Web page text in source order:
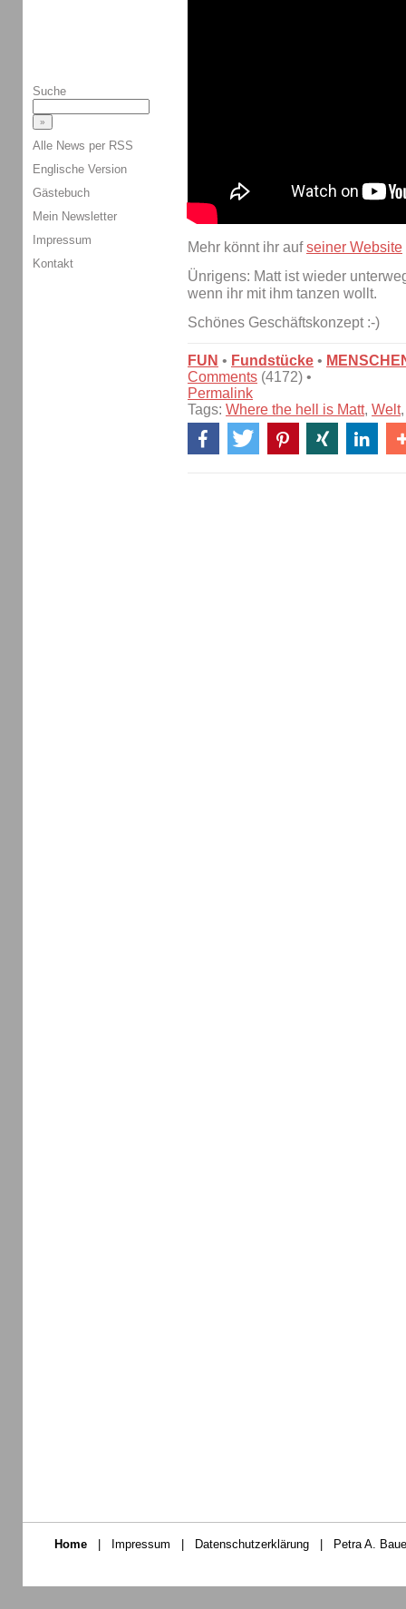
Mehr könnt ihr aufseiner Website
Ünrigens: Matt ist wieder
wenn ihr mit ihm tanzen wollt.
Schönes Geschäftskonzept :-)
FUN • Fundstücke •
Comments (4172) •
Permalink
Tags: Where the hell is Matt, Welt
Suche
Alle News per RSS
Englische Version
Gästebuch
Mein Newsletter
Impressum
Kontakt
Home Impressum Datenschutzerklärung Petra A.